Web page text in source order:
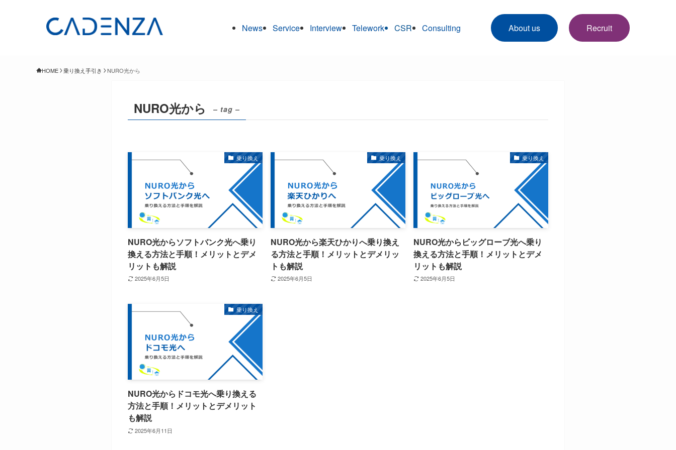
News Service Interview Telework CSR Consulting About us Recruit
HOME 乗り換え手引き NURO光から
NURO光から – tag –
乗り換え
NURO光からソフトバンク光へ乗り
換える方法と手順！メリットとデメ
リットも解説
2025年6月5日
乗り換え
NURO光から楽天ひかりへ乗り換え
る方法と手順！メリットとデメリッ
トも解説
2025年6月5日
乗り換え
NURO光からビッグローブ光へ乗り
換える方法と手順！メリットとデメ
リットも解説
2025年6月5日
乗り換え
NURO光からドコモ光へ乗り換える
方法と手順！メリットとデメリット
も解説
2025年6月11日